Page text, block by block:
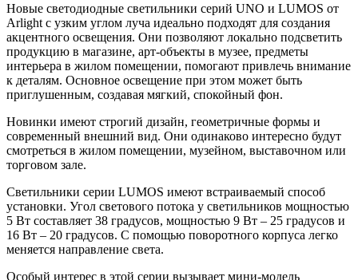
Новые светодиодные светильники серий UNO и LUMOS от
Arlight с узким углом луча идеально подходят для создания
акцентного освещения. Они позволяют локально подсветить
продукцию в магазине, арт-объекты в музее, предметы
интерьера в жилом помещении, помогают привлечь внимание
к деталям. Основное освещение при этом может быть
приглушенным, создавая мягкий, спокойный фон.
Новинки имеют строгий дизайн, геометричные формы и
современный внешний вид. Они одинаково интересно будут
смотреться в жилом помещении, музейном, выставочном или
торговом зале.
Светильники серии LUMOS имеют встраиваемый способ
установки. Угол светового потока у светильников мощностью
5 Вт составляет 38 градусов, мощностью 9 Вт – 25 градусов и
16 Вт – 20 градусов. С помощью поворотного корпуса легко
меняется направление света.
Особый интерес в этой серии вызывает мини-модель